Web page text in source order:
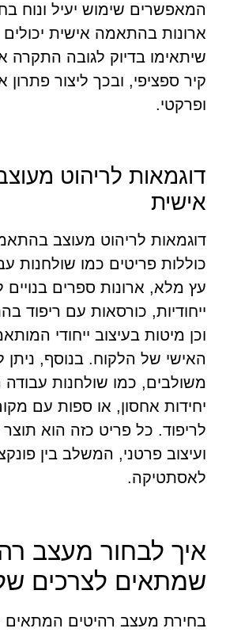
המאפשרים שימוש יעיל ונוח
ארונות בהתאמה אישית יכולים
שיתאימו בדיוק לגובה התקרה
קיר ספציפי, ובכך ליצור פתרון
ופרקטי.
דוגמאות לריהוט
אישית
דוגמאות לריהוט מעוצב
כוללות פריטים כמו שולחנות
עץ מלא, ארונות ספרים בנויים
ייחודיות, כורסאות עם ריפוד
וכן מיטות בעיצוב ייחודי
האישי של הלקוח. בנוסף, ניתן
משולבים, כמו שולחנות עבודה
יחידות אחסון, או ספות עם
לריפוד. כל פריט כזה הוא
ועיצוב פרטני, המשלב בין
לאסתטיקה.
איך לבחור מעצב
שמתאים לצרכים
בחירת מעצב רהיטים המתאים